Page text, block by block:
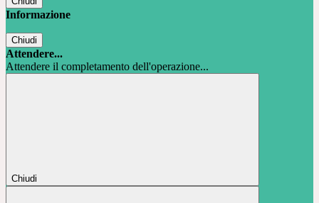
Informazione
Chiudi
Attendere...
Attendere il completamento dell'operazione...
Chiudi